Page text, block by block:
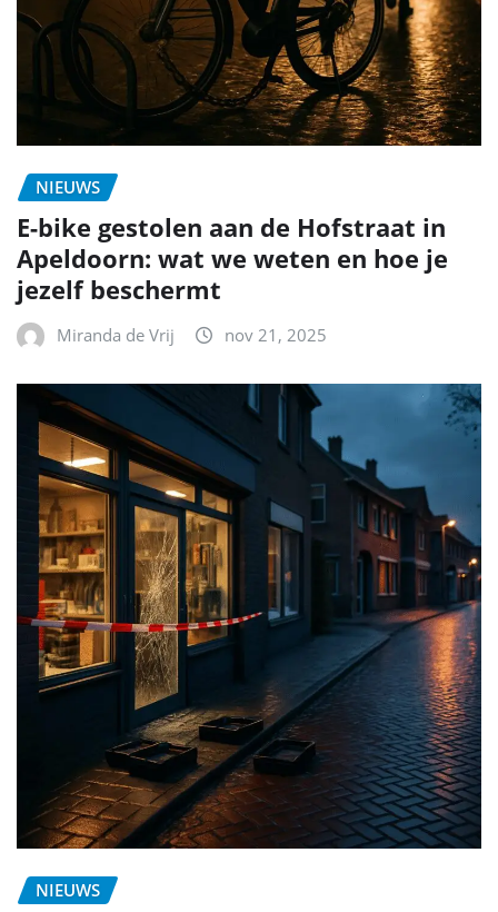
NIEUWS
E-bike gestolen aan de Hofstraat in
Apeldoorn: wat we weten en hoe je
jezelf beschermt
Miranda de Vrij nov 21, 2025
NIEUWS